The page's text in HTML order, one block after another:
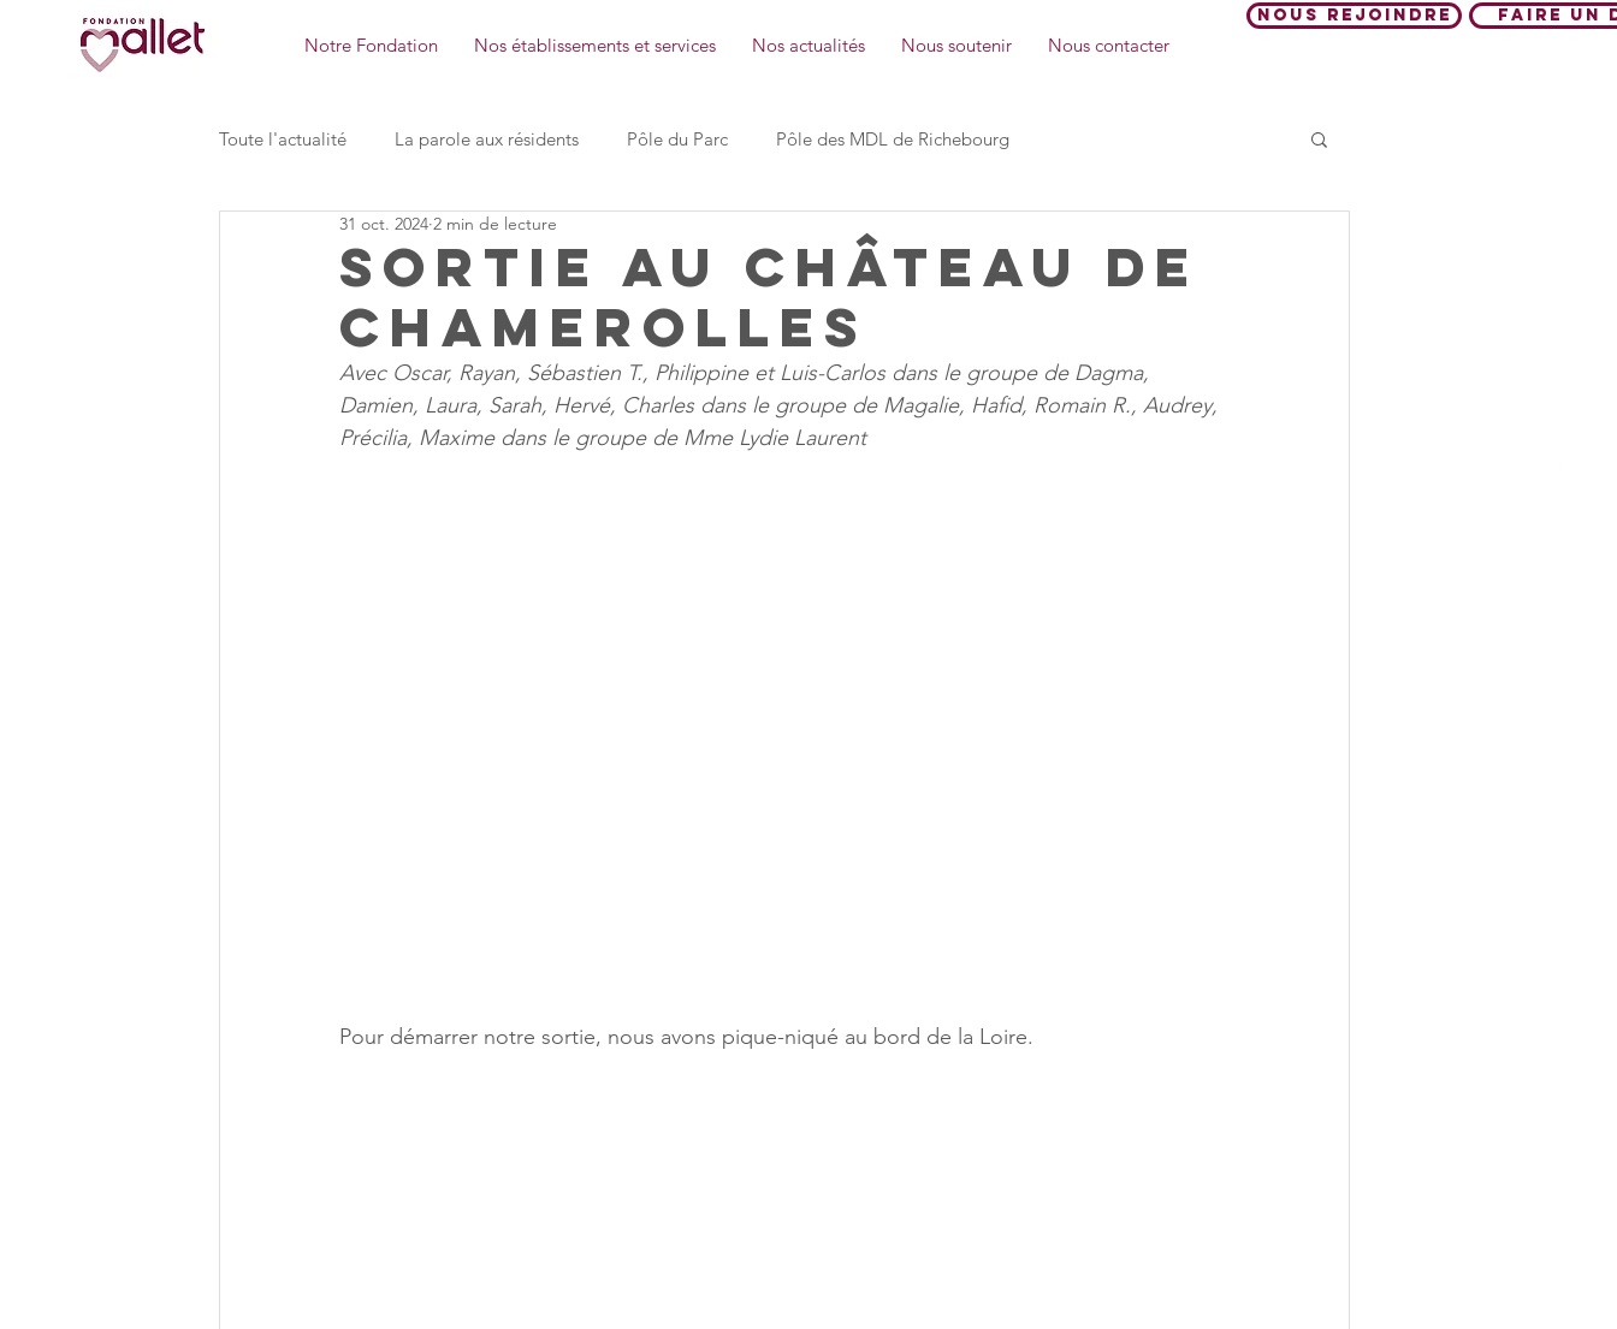
Notre Fondation Nos établissements et services Nos actualités Nous soutenir Nous contacter
Nous rejoindre Faire un
Toute l'actualité La parole aux résidents Pôle du Parc Pôle des MDL de Richebourg
Pôle des MDL de Ste Mesme les Pins SMR les Chênes EAM
la Maison des bois Foyer de vie le Bréau Foyer de vie les Sources ESAT
MAVIA Formation Pôle Direction Générale Les petites pas Micro-crèche
Sortie au château de
chamerolles
31 oct. 2024 2 min de lecture
Avec Oscar, Rayan, Sébastien T., Philippine et Luis-Carlos dans le groupe de Dagma,
Damien, Laura, Sarah, Hervé, Charles dans le groupe de Magalie, Hafid, Romain R., Audrey,
Précilia, Maxime dans le groupe de Mme Lydie Laurent
Pour démarrer notre sortie, nous avons pique-niqué au bord de la Loire.